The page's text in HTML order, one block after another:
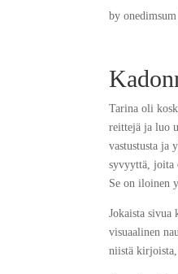
byonedimsum
Tarina oli
reittejä ja luo
vastustusta ja
syvyyttä, joita
Se on iloinen
Jokaista sivua
visuaalinen
niistä